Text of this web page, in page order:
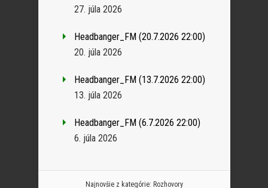
27. júla 2026
Headbanger_FM (20.7.2026 22:00)
20. júla 2026
Headbanger_FM (13.7.2026 22:00)
13. júla 2026
Headbanger_FM (6.7.2026 22:00)
6. júla 2026
Najnovšie z kategórie: Rozhovory